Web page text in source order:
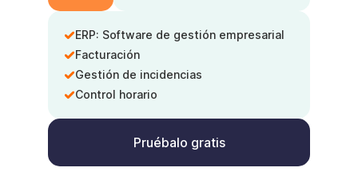
ERP: Software de gestión empresarial
Facturación
Gestión de incidencias
Control horario
Pruébalo gratis